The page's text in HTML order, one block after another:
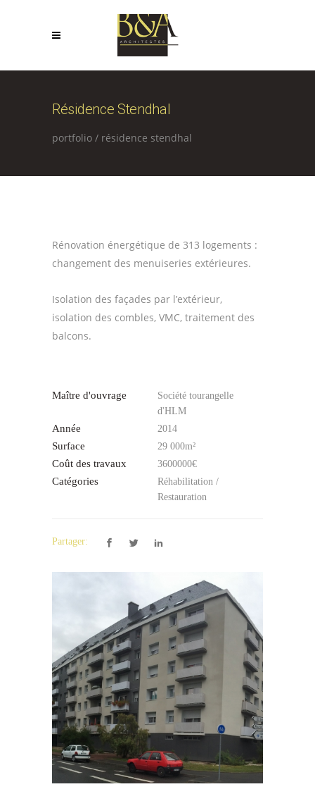
Résidence Stendhal
portfolio / résidence stendhal
Rénovation énergétique de 313 logements :
changement des menuiseries extérieures.
Isolation des façades par l’extérieur,
isolation des combles, VMC, traitement des
balcons.
Maître d'ouvrage
Société tourangelle
d'HLM
Année 2014
Surface 29 000m²
Coût des travaux 3600000€
Catégories
Réhabilitation /
Restauration
Partager: